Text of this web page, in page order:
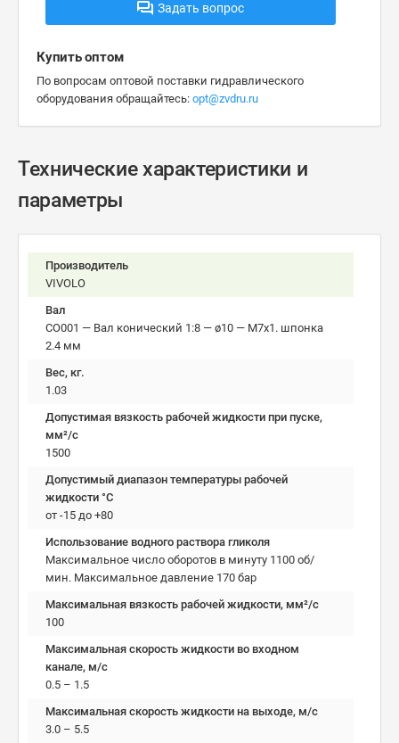
Задать вопрос
Купить оптом
По вопросам оптовой поставки гидравлического
оборудования обращайтесь: opt@zvdru.ru
Технические характеристики и
параметры
Производитель
VIVOLO
Вал
CO001 — Вал конический 1:8 — ø10 — М7x1. шпонка
2.4 мм
Вес, кг.
1.03
Допустимая вязкость рабочей жидкости при пуске,
мм²/c
1500
Допустимый диапазон температуры рабочей
жидкости °C
от -15 до +80
Использование водного раствора гликоля
Максимальное число оборотов в минуту 1100 об/
мин. Максимальное давление 170 бар
Максимальная вязкость рабочей жидкости, мм²/c
100
Максимальная скорость жидкости во входном
канале, м/с
0.5 – 1.5
Максимальная скорость жидкости на выходе, м/с
3.0 – 5.5